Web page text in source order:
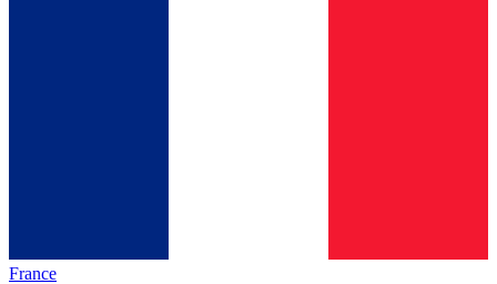
France